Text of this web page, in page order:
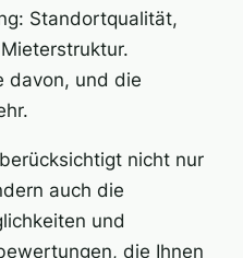
Standortqualität,
davon, und die
nicht nur
auch die
und
die Ihnen